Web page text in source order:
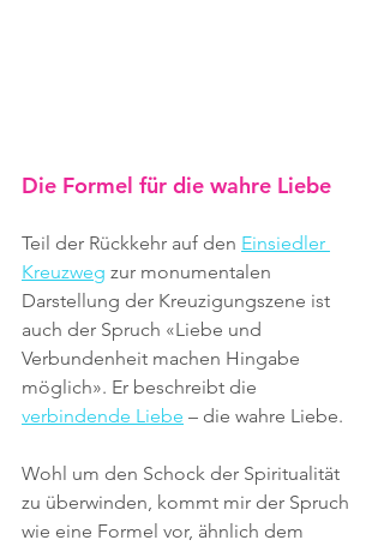
Die Formel für die wahre Liebe
Teil der Rückkehr auf den Einsiedler
Kreuzweg zur monumentalen
Darstellung der Kreuzigungszene ist
auch der Spruch «Liebe und
Verbundenheit machen Hingabe
möglich». Er beschreibt die
verbindende Liebe – die wahre Liebe.
Wohl um den Schock der Spiritualität
zu überwinden, kommt mir der Spruch
wie eine Formel vor, ähnlich dem